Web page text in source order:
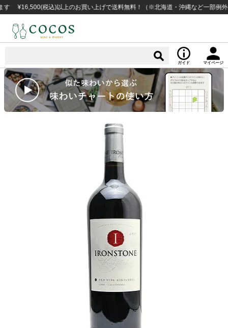
税込)以上のお買い上げで送料無料！（※北海道・沖縄など一部例外地域あ
ガイド マイページ